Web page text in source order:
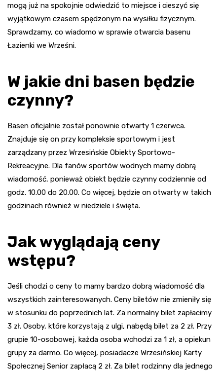
mogą już na spokojnie odwiedzić to miejsce i cieszyć się
wyjątkowym czasem spędzonym na wysiłku fizycznym.
Sprawdzamy, co wiadomo w sprawie otwarcia basenu
Łazienki we Wrześni.
W jakie dni basen będzie
czynny?
Basen oficjalnie został ponownie otwarty 1 czerwca.
Znajduje się on przy kompleksie sportowym i jest
zarządzany przez Wrzesińskie Obiekty Sportowo-
Rekreacyjne. Dla fanów sportów wodnych mamy dobrą
wiadomość, ponieważ obiekt będzie czynny codziennie od
godz. 10.00 do 20.00. Co więcej, będzie on otwarty w takich
godzinach również w niedziele i święta.
Jak wyglądają ceny
wstępu?
Jeśli chodzi o ceny to mamy bardzo dobrą wiadomość dla
wszystkich zainteresowanych. Ceny biletów nie zmieniły się
w stosunku do poprzednich lat. Za normalny bilet zapłacimy
3 zł. Osoby, które korzystają z ulgi, nabędą bilet za 2 zł. Przy
grupie 10-osobowej, każda osoba wchodzi za 1 zł, a opiekun
grupy za darmo. Co więcej, posiadacze Wrzesińskiej Karty
Społecznej Senior zapłacą 2 zł. Za bilet rodzinny dla jednego